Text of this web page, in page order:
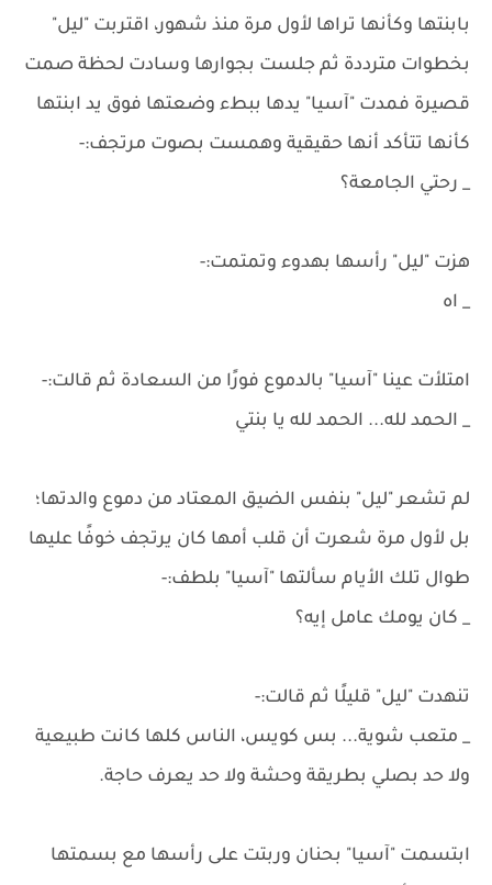
بابنتها وكأنها تراها لأول مرة منذ شهور، اقتربت "ليل"
بخطوات مترددة ثم جلست بجوارها وسادت لحظة صمت
قصيرة فمدت "آسيا" يدها ببطء وضعتها فوق يد ابنتها
كأنها تتأكد أنها حقيقية وهمست بصوت مرتجف:-
_ رحتي الجامعة؟
هزت "ليل" رأسها بهدوء وتمتمت:-
_ اه
امتلأت عينا "آسيا" بالدموع فورًا من السعادة ثم قالت:-
_ الحمد لله... الحمد لله يا بنتي
لم تشعر "ليل" بنفس الضيق المعتاد من دموع والدتها؛
بل لأول مرة شعرت أن قلب أمها كان يرتجف خوفًا عليها
طوال تلك الأيام سألتها "آسيا" بلطف:-
_ كان يومك عامل إيه؟
تنهدت "ليل" قليلًا ثم قالت:-
_ متعب شوية... بس كويس، الناس كلها كانت طبيعية
ولا حد بصلي بطريقة وحشة ولا حد يعرف حاجة.
ابتسمت "آسيا" بحنان وربتت على رأسها مع بسمتها